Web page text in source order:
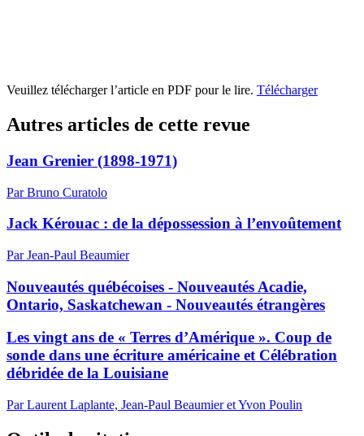
Veuillez télécharger l’article en PDF pour le lire. Télécharger
Autres articles de cette revue
Jean Grenier (1898-1971)
Par Bruno Curatolo
Jack Kérouac : de la dépossession à l’envoûtement
Par Jean-Paul Beaumier
Nouveautés québécoises - Nouveautés Acadie,
Ontario, Saskatchewan - Nouveautés étrangères
Les vingt ans de « Terres d’Amérique ». Coup de
sonde dans une écriture américaine et Célébration
débridée de la Louisiane
Par Laurent Laplante, Jean-Paul Beaumier et Yvon Poulin